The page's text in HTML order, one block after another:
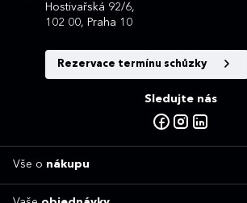
Hostivařská 92/6,
102 00, Praha 10
Rezervace termínu schůzky
Sledujte nás
Vše o nákupu